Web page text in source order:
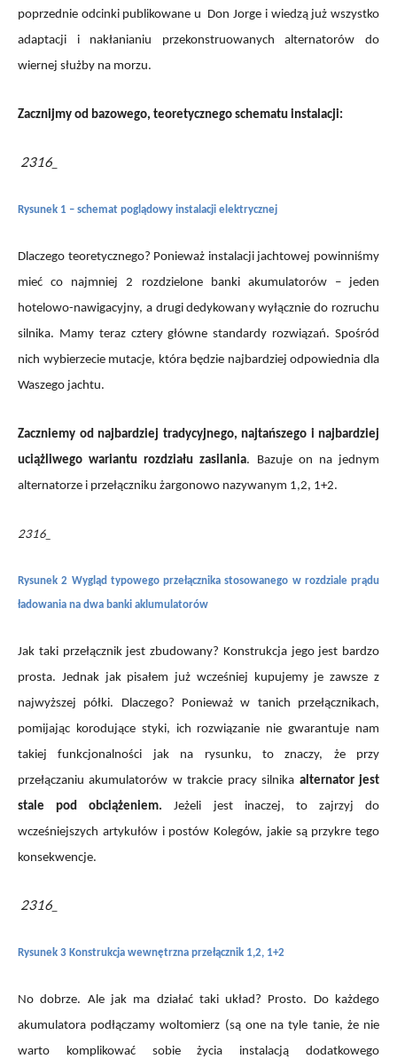
poprzednie odcinki publikowane u Don Jorge i wiedzą już wszystko
adaptacji i nakłanianiu przekonstruowanych alternatorów do
wiernej służby na morzu.
Zacznijmy od bazowego, teoretycznego schematu instalacji:
2316_
Rysunek 1 – schemat poglądowy instalacji elektrycznej
Dlaczego teoretycznego? Ponieważ instalacji jachtowej powinniśmy
mieć co najmniej 2 rozdzielone banki akumulatorów – jeden
hotelowo-nawigacyjny, a drugi dedykowany wyłącznie do rozruchu
silnika. Mamy teraz cztery główne standardy rozwiązań. Spośród
nich wybierzecie mutacje, która będzie najbardziej odpowiednia dla
Waszego jachtu.
Zaczniemy od najbardziej tradycyjnego, najtańszego i najbardziej
uciążliwego wariantu rozdziału zasilania. Bazuje on na jednym
alternatorze i przełączniku żargonowo nazywanym 1,2, 1+2.
2316_
Rysunek 2 Wygląd typowego przełącznika stosowanego w rozdziale prądu
ładowania na dwa banki aklumulatorów
Jak taki przełącznik jest zbudowany? Konstrukcja jego jest bardzo
prosta. Jednak jak pisałem już wcześniej kupujemy je zawsze z
najwyższej półki. Dlaczego? Ponieważ w tanich przełącznikach,
pomijając korodujące styki, ich rozwiązanie nie gwarantuje nam
takiej funkcjonalności jak na rysunku, to znaczy, że przy
przełączaniu akumulatorów w trakcie pracy silnika alternator jest
stale pod obciążeniem.Jeżeli jest inaczej, to zajrzyj do
wcześniejszych artykułów i postów Kolegów, jakie są przykre tego
konsekwencje.
2316_
Rysunek 3 Konstrukcja wewnętrzna przełącznik 1,2, 1+2
No dobrze. Ale jak ma działać taki układ? Prosto. Do każdego
akumulatora podłączamy woltomierz (są one na tyle tanie, że nie
warto komplikować sobie życia instalacją dodatkowego